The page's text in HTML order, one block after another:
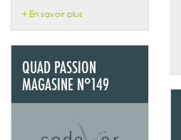
+ En savoir plus
QUAD PASSION
MAGASINE N°149